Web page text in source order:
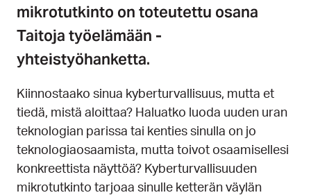
mikrotutkinto on toteutettu osana
Taitoja työelämään -
yhteistyöhanketta.
Kiinnostaako sinua kyberturvallisuus, mutta et
tiedä, mistä aloittaa? Haluatko luoda uuden uran
teknologian parissa tai kenties sinulla on jo
teknologiaosaamista, mutta toivot osaamisellesi
konkreettista näyttöä? Kyberturvallisuuden
mikrotutkinto tarjoaa sinulle ketterän väylän